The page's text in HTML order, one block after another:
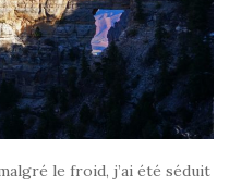
le froid, j’ai été séduit